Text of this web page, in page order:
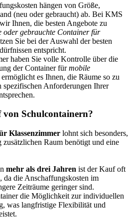
hängen von Größe,
(neu oder gebraucht) ab. Bei KMS
Ihnen, die besten Angebote zu
oder gebrauchte Container für
Sie bei der Auswahl der besten
entspricht.
haben Sie volle Kontrolle über die
der Container fürmobile
es Ihnen, die Räume so zu
spezifischen Anforderungen Ihrer
Schulcontainern?
Klassenzimmer lohnt sich besonders,
Raum benötigt und eine
mehr als drei Jahren ist der Kauf oft
die Anschaffungskosten im
Zeiträume geringer sind.
die Möglichkeit zur individuellen
was langfristige Flexibilität und